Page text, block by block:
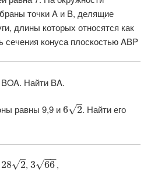
точки A и B, делящие
длины которых относятся как
конуса плоскостью ABP
Найти BA.
равны 9,9 и 6 2
–
√ ​. Найти его
28 2
–
√ ​,3 66
−−
√ ​,